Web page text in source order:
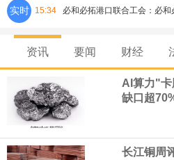
实时 15:34 必和必拓港口联合工会：必
8月7日，宇树科技董事长王
研发费用金额分别为4,995.18
元，最近3年复合增长率达
资讯 要闻 财经
AI算力"卡
缺口超
长江铜周